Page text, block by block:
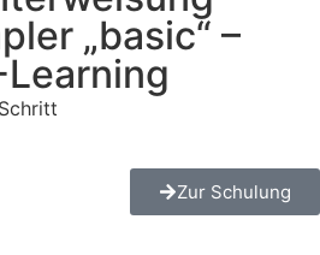
„basic“ –
Zur Schulung